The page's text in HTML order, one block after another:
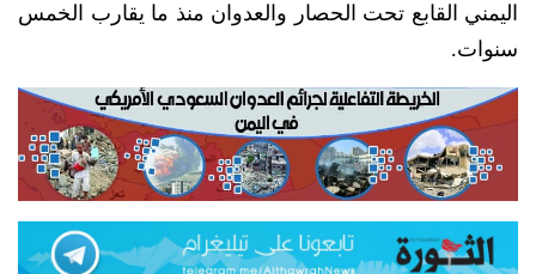
اليمني القابع تحت الحصار والعدوان منذ ما يقارب الخمس
سنوات.